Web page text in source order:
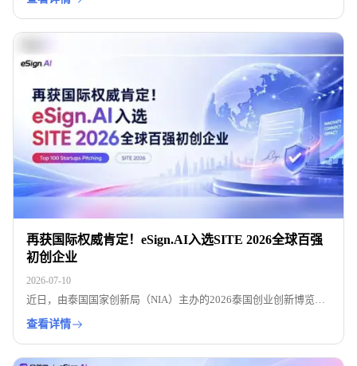
海外跨境签约能力，实现高频签约、合规留痕和全球化业务协同。
再获国际权威肯定！eSign.AI入选SITE 2026全球百强
初创企业
2026-07-10
近日，由泰国国家创新局（NIA）主办的2026泰国创业创新博览会
（SITE2026）在曼谷暹罗百丽宫举行。eSign.AI凭借AI驱动的电子
签名平台入选全球百佳路演初创企业（Top100StartupsPitching），
彰显了中国科创企业在东南亚数字经济领域的硬核竞争力。
查看详情